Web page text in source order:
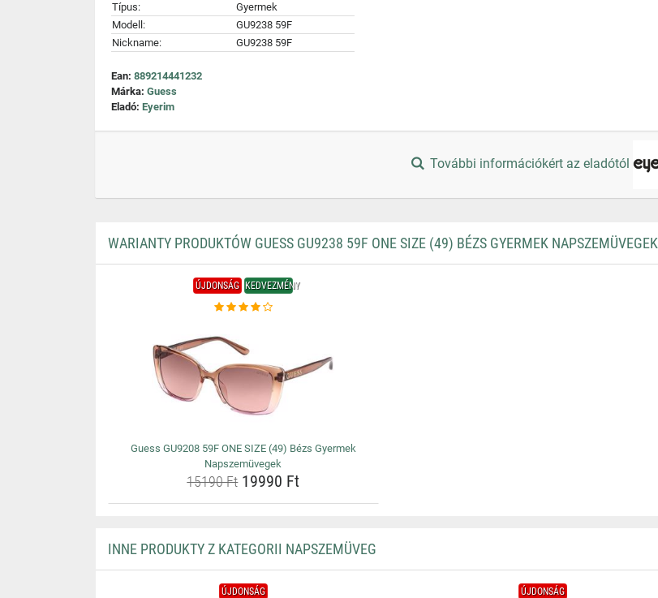
Típus:
Gyermek
Modell:
GU9238 59F
Nickname:
GU9238 59F
Ean: 889214441232
Márka: Guess
Eladó: Eyerim
További információkért az eladótól
WARIANTY PRODUKTÓW GUESS GU9238 59F ONE SIZE (49) BÉZS GYERMEK NAPSZEMÜVEGEK
ÚJDONSÁG KEDVEZMÉNY
Guess GU9208 59F ONE SIZE (49) Bézs Gyermek
Napszemüvegek
15190 Ft19990 Ft
INNE PRODUKTY Z KATEGORII NAPSZEMÜVEG
ÚJDONSÁG ÚJDONSÁG